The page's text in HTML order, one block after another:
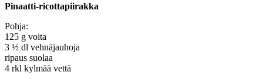
Pinaatti-ricottapiirakka
Pohja:
125 g voita
3 ½ dl vehnäjauhoja
ripaus suolaa
4 rkl kylmää vettä